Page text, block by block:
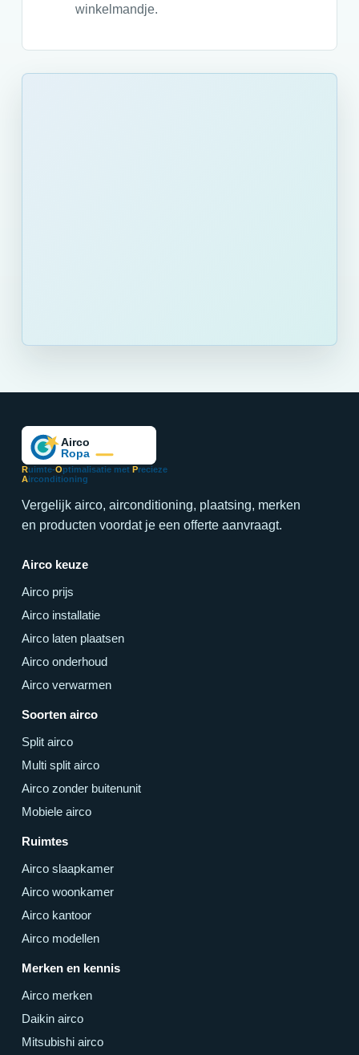
winkelmandje.
Ruimte-Optimalisatie met Precieze
Airconditioning
Vergelijk airco, airconditioning, plaatsing, merken
en producten voordat je een offerte aanvraagt.
Airco keuze
Airco prijs
Airco installatie
Airco laten plaatsen
Airco onderhoud
Airco verwarmen
Soorten airco
Split airco
Multi split airco
Airco zonder buitenunit
Mobiele airco
Ruimtes
Airco slaapkamer
Airco woonkamer
Airco kantoor
Airco modellen
Merken en kennis
Airco merken
Daikin airco
Mitsubishi airco